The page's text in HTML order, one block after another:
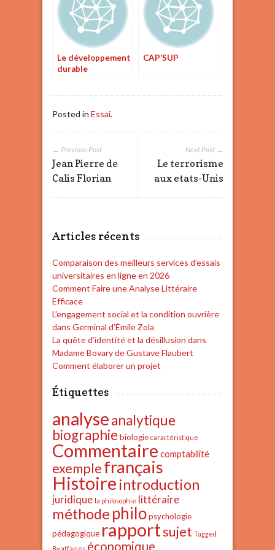
Le développement
durable
CAP’SUP
Posted in Essai.
Next Post →
Le terrorisme
aux etats-Unis
← Previous Post
Jean Pierre de
Calis Florian
Articles récents
Comparaison des meilleurs services d’essais
universitaires en ligne en 2026
Comment Faire une Analyse Littéraire
Efficace
L’engagement social et la condition ouvrière
dans Germinal d’Émile Zola
La quête d’identité et la désillusion dans
Madame Bovary de Gustave Flaubert
Comment élaborer un projet
Étiquettes
analyseanalytique
biographie biologie caractéristique
Commentaire comptabilité
exemplefrançais
Histoire introduction
juridique la philosophie littéraire
méthode philo psychologie
pédagogique rapportsujet Tagged
économique